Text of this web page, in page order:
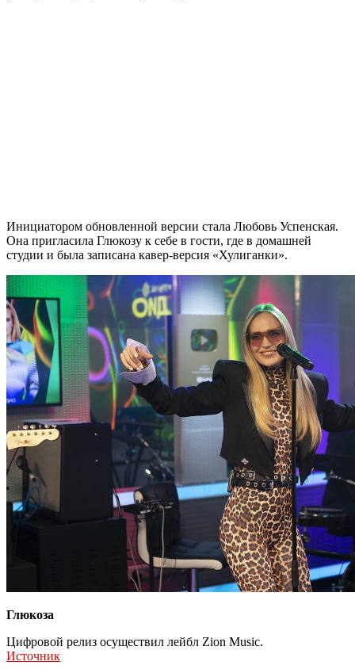
Инициатором обновленной версии стала Любовь Успенская.
Она пригласила Глюкозу к себе в гости, где в домашней
студии и была записана кавер-версия «Хулиганки».
Глюкоза
Цифровой релиз осуществил лейбл Zion Music.
Источник